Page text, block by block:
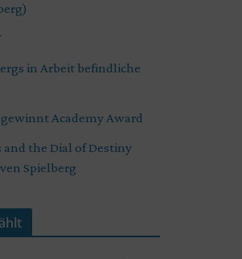
in Arbeit befindliche
gewinnt Academy Award
and the Dial of Destiny
Spielberg